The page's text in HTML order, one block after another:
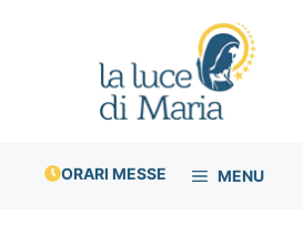
ORARI MESSE MENU